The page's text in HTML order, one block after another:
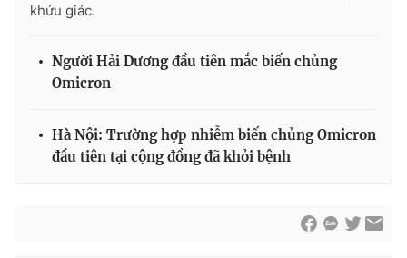
khứu giác.
Người Hải Dương đầu tiên mắc biến chủng
Omicron
Hà Nội: Trường hợp nhiễm biến chủng Omicron
đầu tiên tại cộng đồng đã khỏi bệnh